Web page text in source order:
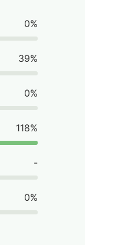
0%
39%
0%
118%
-
0%